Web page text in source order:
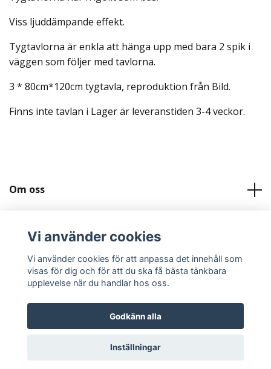
Viss ljuddämpande effekt.
Tygtavlorna är enkla att hänga upp med bara 2 spik i
väggen som följer med tavlorna.
3 * 80cm*120cm tygtavla, reproduktion från Bild.
Finns inte tavlan i Lager är leveranstiden 3-4 veckor.
Om oss
Köpvilkor och Kontakt
© 2026 Svenskatygtavlor.se
Vi använder cookies
Vi använder cookies för att anpassa det innehåll som
visas för dig och för att du ska få bästa tänkbara
upplevelse när du handlar hos oss.
Godkänn alla
Inställningar